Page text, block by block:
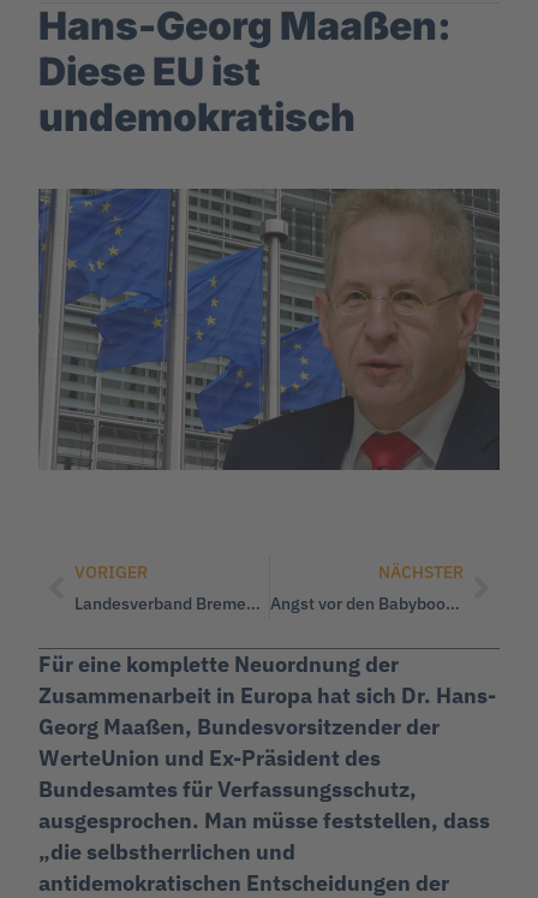
Hans-Georg Maaßen:
Diese EU ist
undemokratisch
VORIGER
Landesverband Bremen gegründet – WerteUnion jetzt in allen Bundesländern vertreten
NÄCHSTER
Angst vor den Babyboomern
Für eine komplette Neuordnung der
Zusammenarbeit in Europa hat sich Dr. Hans-
Georg Maaßen, Bundesvorsitzender der
WerteUnion und Ex-Präsident des
Bundesamtes für Verfassungsschutz,
ausgesprochen. Man müsse feststellen, dass
„die selbstherrlichen und
antidemokratischen Entscheidungen der